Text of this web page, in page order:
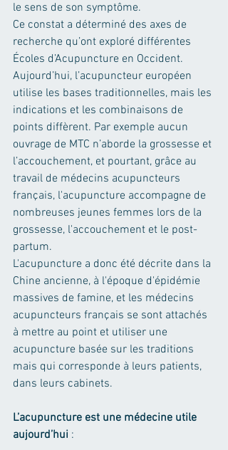
le sens de son symptôme.
Ce constat a déterminé des axes de
recherche qu’ont exploré différentes
Écoles d’Acupuncture en Occident.
Aujourd’hui, l’acupuncteur européen
utilise les bases traditionnelles, mais les
indications et les combinaisons de
points diffèrent. Par exemple aucun
ouvrage de MTC n’aborde la grossesse et
l’accouchement, et pourtant, grâce au
travail de médecins acupuncteurs
français, l'acupuncture accompagne de
nombreuses jeunes femmes lors de la
grossesse, l'accouchement et le post-
partum.
L'acupuncture a donc été décrite dans la
Chine ancienne, à l'époque d'épidémie
massives de famine, et les médecins
acupuncteurs français se sont attachés
à mettre au point et utiliser une
acupuncture basée sur les traditions
mais qui corresponde à leurs patients,
dans leurs cabinets.
L’acupuncture est une médecine utile
aujourd’hui :